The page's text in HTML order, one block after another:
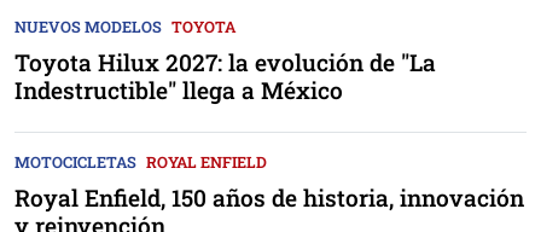
NUEVOS MODELOS TOYOTA
Toyota Hilux 2027: la evolución de "La
Indestructible" llega a México
MOTOCICLETAS ROYAL ENFIELD
Royal Enfield, 150 años de historia, innovación
y reinvención